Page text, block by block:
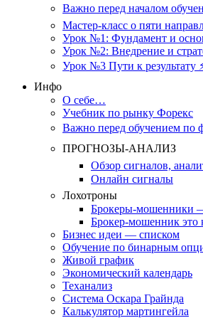
Важно перед началом
Мастер-класс о пяти
Урок №1: Фундамент и
Урок №2: Внедрение и
Урок №3 Пути к результату
Инфо
О себе…
Учебник по рынку Форекс
Важно перед обучением по
ПРОГНОЗЫ-АНАЛИЗ
Обзор сигналов,
Онлайн сигналы
Лохотроны
Брокеры-мошенники
Брокер-мошенник это
Бизнес идеи — списком
Обучение по бинарным
Живой график
Экономический календарь
Теханализ
Система Оскара Грайнда
Калькулятор мартингейла